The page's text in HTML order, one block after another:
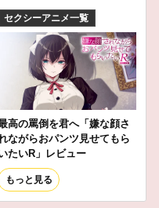
セクシーアニメ一覧
高の罵倒を君へ「嫌な顔さ
ながらおパンツ見せてもら
たいR」レビュー
もっと見る